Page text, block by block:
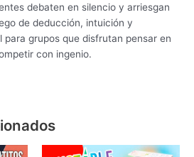
debaten en silencio y arriesgan
de deducción, intuición y
grupos que disfrutan pensar en
con ingenio.